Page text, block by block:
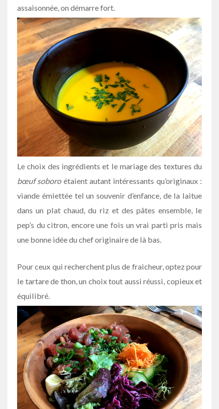
assaisonnée, on démarre fort.
Le choix des ingrédients et le mariage des textures du
bœuf soboroétaient autant intéressants qu’originaux :
viande émiettée tel un souvenir d’enfance, de la laitue
dans un plat chaud, du riz et des pâtes ensemble, le
pep’s du citron, encore une fois un vrai parti pris mais
une bonne idée du chef originaire de là bas.
Pour ceux qui recherchent plus de fraicheur, optez pour
le tartare de thon, un choix tout aussi réussi, copieux et
équilibré.